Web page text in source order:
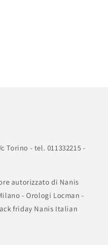
Torino - tel. 011332215 -
autorizzato di Nanis
- Orologi Locman -
friday Nanis Italian